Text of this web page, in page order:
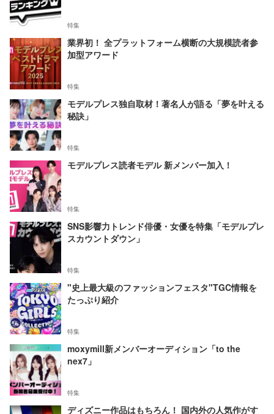
特集
業界初！ 全プラットフォーム横断の大規模読者参
加型アワード
特集
モデルプレス独自取材！著名人が語る「夢を叶える
秘訣」
特集
モデルプレス読者モデル 新メンバー加入！
特集
SNS影響力トレンド俳優・女優を特集「モデルプレ
スカウントダウン」
特集
"史上最大級のファッションフェスタ"TGC情報を
たっぷり紹介
特集
moxymill新メンバーオーディション「to the
nex7」
特集
ディズニー作品はもちろん！ 国内外の人気作がす